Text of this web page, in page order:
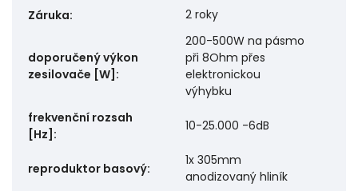
Záruka: 2 roky
doporučený výkon
zesilovače [W] :
200-500W na pásmo
při 8Ohm přes
elektronickou
výhybku
frekvenční rozsah
[Hz] :
10-25.000 -6dB
reproduktor basový:
1x 305mm
anodizovaný hliník